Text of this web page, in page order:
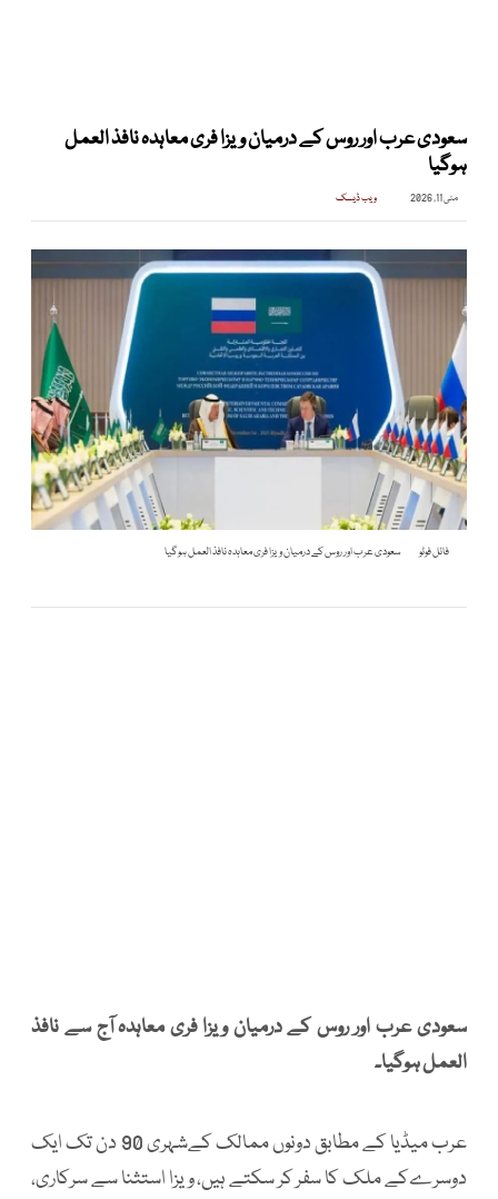
سعودی عرب اور روس کے درمیان ویزا فری معاہدہ نافذ العمل
ہوگیا
مئی 11, 2026 ویب ڈیسک
فائل فوٹو سعودی عرب اور روس کے درمیان ویزا فری معاہدہ نافذ العمل ہوگیا
سعودی عرب اور روس کے درمیان ویزا فری معاہدہ آج سے نافذ
العمل ہوگیا۔
عرب میڈیا کے مطابق دونوں ممالک کےشہری 90 دن تک ایک
دوسرےکے ملک کا سفر کر سکتے ہیں، ویزا استثنا سے سرکاری،